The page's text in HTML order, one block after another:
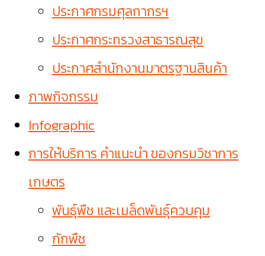
ประกาศกรมศุลกากรฯ
ประกาศกระทรวงสาธารณสุข
ประกาศสำนักงานมาตรฐานสินค้า
ภาพกิจกรรม
Infographic
การให้บริการ คำแนะนำ ของกรมวิชาการ
เกษตร
พันธุ์พืช และเมล็ดพันธุ์ควบคุม
กักพืช